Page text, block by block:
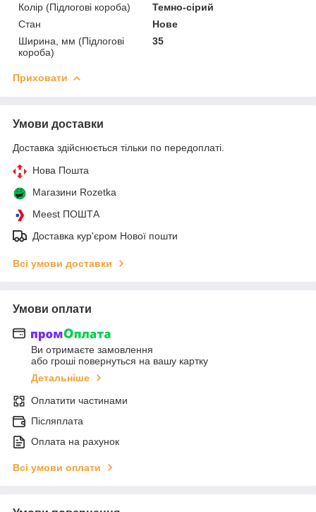
Колір (Підлогові короба)
Темно-сірий
Стан
Нове
Ширина, мм (Підлогові
короба)
35
Приховати
Умови доставки
Доставка здійснюється тільки по передоплаті.
Нова Пошта
Магазини Rozetka
Meest ПОШТА
Доставка кур'єром Нової пошти
Всі умови доставки
Умови оплати
Ви отримаєте замовлення
або гроші повернуться на вашу картку
Детальніше
Оплатити частинами
Післяплата
Оплата на рахунок
Всі умови оплати